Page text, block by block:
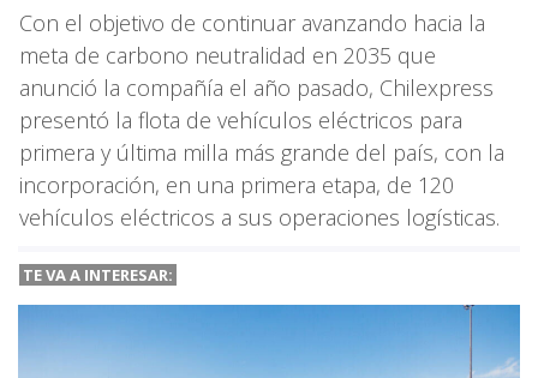
Con el objetivo de continuar avanzando hacia la
meta de carbono neutralidad en 2035 que
anunció la compañía el año pasado, Chilexpress
presentó la flota de vehículos eléctricos para
primera y última milla más grande del país, con la
incorporación, en una primera etapa, de 120
vehículos eléctricos a sus operaciones logísticas.
TE VA A INTERESAR: